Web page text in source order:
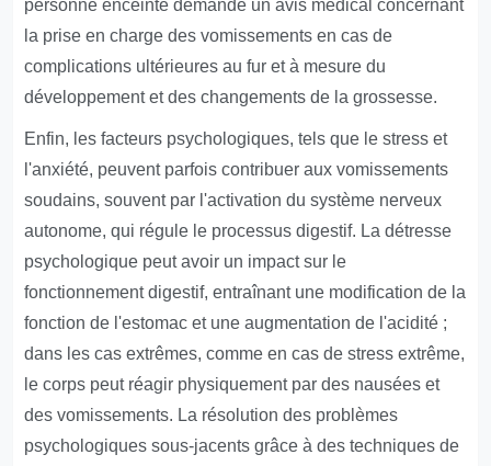
personne enceinte demande un avis médical concernant
la prise en charge des vomissements en cas de
complications ultérieures au fur et à mesure du
développement et des changements de la grossesse.
Enfin, les facteurs psychologiques, tels que le stress et
l'anxiété, peuvent parfois contribuer aux vomissements
soudains, souvent par l'activation du système nerveux
autonome, qui régule le processus digestif. La détresse
psychologique peut avoir un impact sur le
fonctionnement digestif, entraînant une modification de la
fonction de l'estomac et une augmentation de l'acidité ;
dans les cas extrêmes, comme en cas de stress extrême,
le corps peut réagir physiquement par des nausées et
des vomissements. La résolution des problèmes
psychologiques sous-jacents grâce à des techniques de